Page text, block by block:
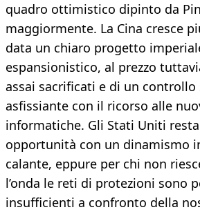
quadro ottimistico dipinto da
maggiormente. La Cina cresce
data un chiaro progetto
espansionistico, al prezzo
assai sacrificati e di un controllo
asfissiante con il ricorso alle
informatiche. Gli Stati Uniti
opportunità con un dinamismo
calante, eppure per chi non
l’onda le reti di protezioni sono
insufficienti a confronto della